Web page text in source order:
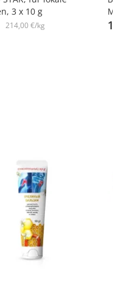
3 х 10 g
214,00 €/kg